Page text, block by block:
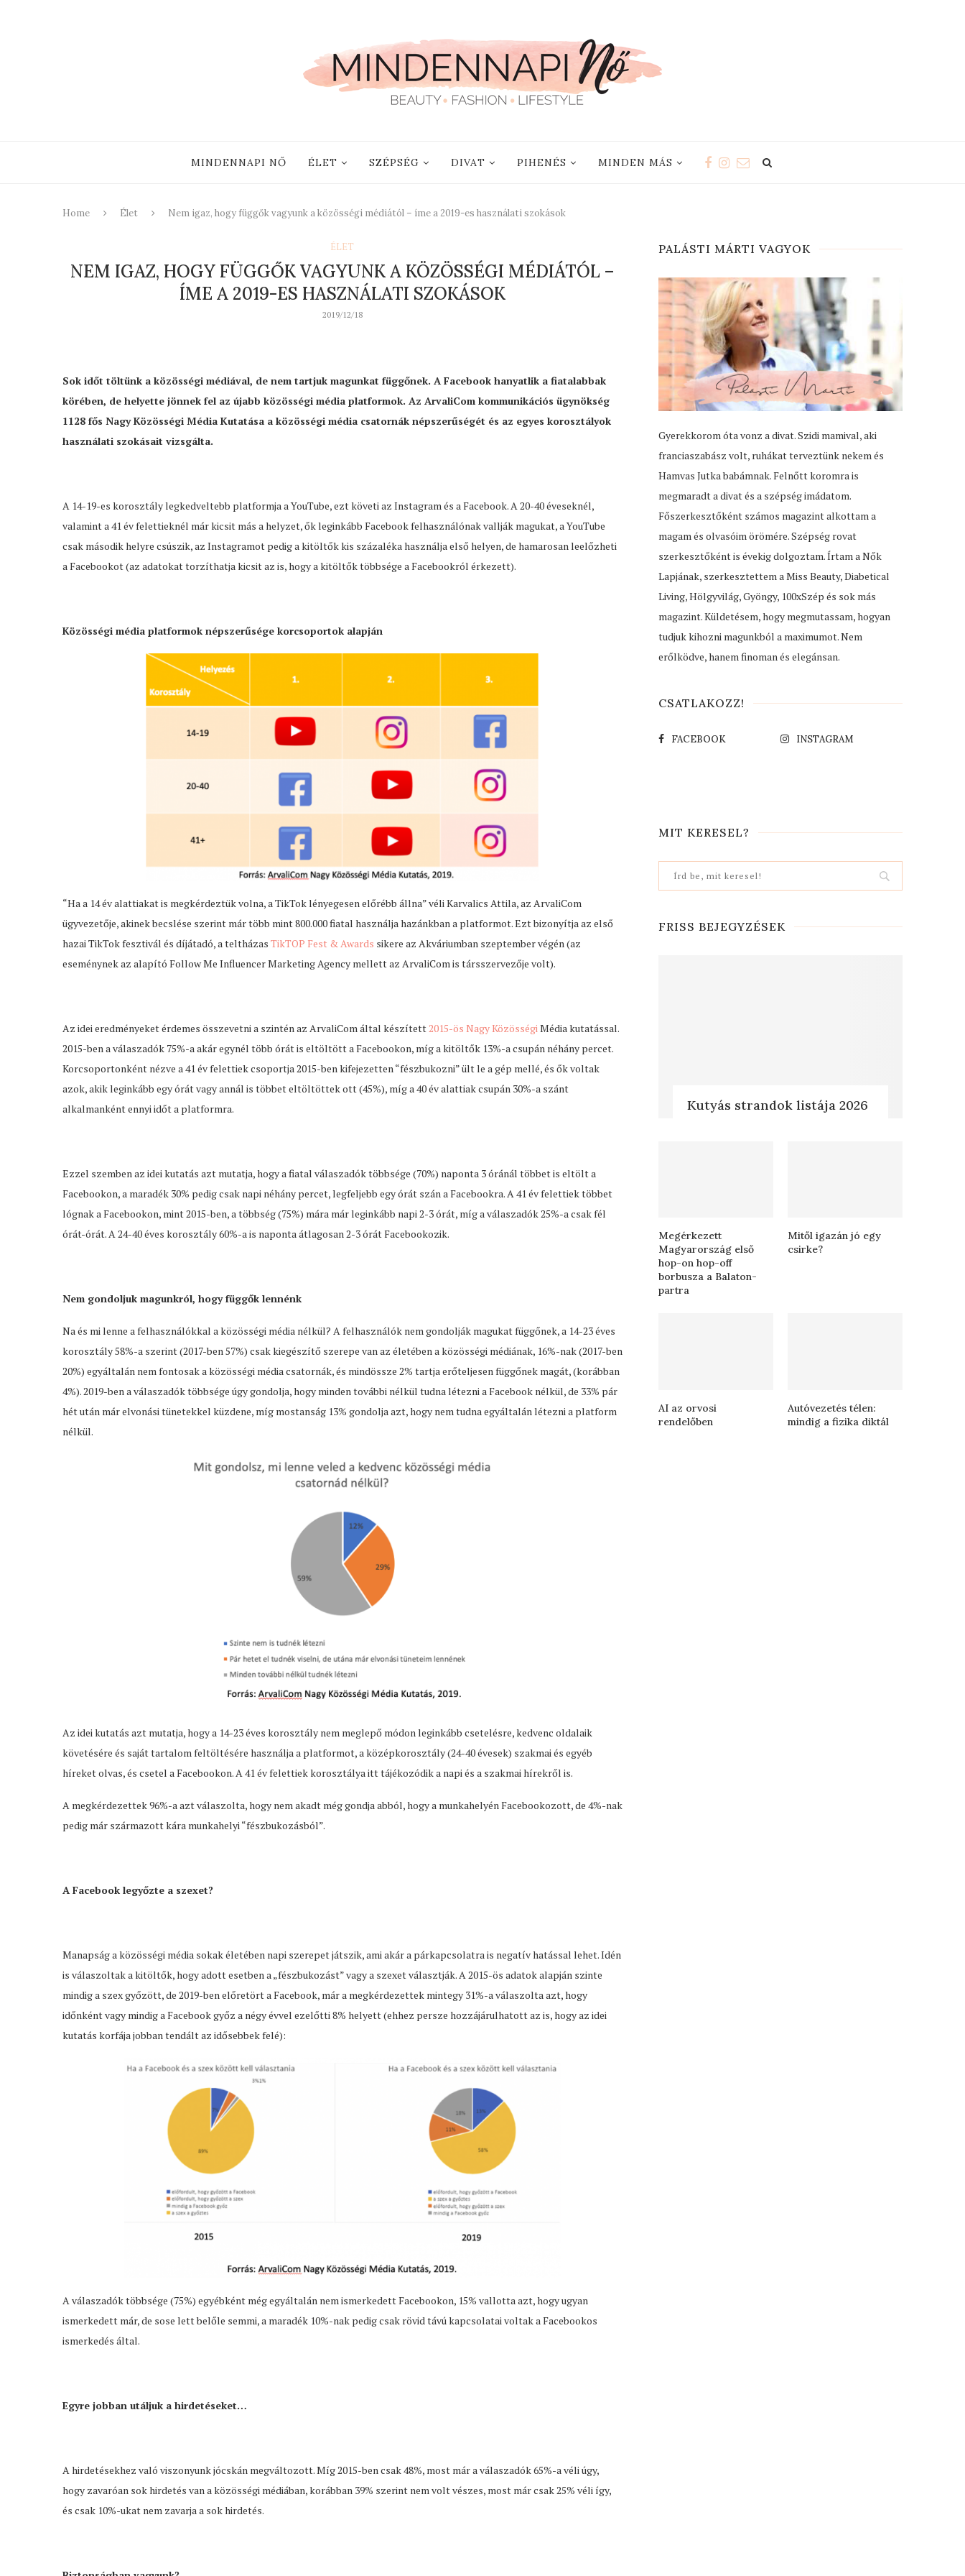
MINDENNAPI NŐ ÉLET SZÉPSÉG DIVAT PIHENÉS MINDEN MÁS
Home Élet Nem igaz, hogy függők vagyunk a közösségi médiától – íme a 2019-es használati szokások
ÉLET
NEM IGAZ, HOGY FÜGGŐK VAGYUNK A KÖZÖSSÉGI MÉDIÁTÓL –
ÍME A 2019-ES HASZNÁLATI SZOKÁSOK
2019/12/18
Sok időt töltünk a közösségi médiával, de nem tartjuk magunkat függőnek. A Facebook hanyatlik a fiatalabbak
körében, de helyette jönnek fel az újabb közösségi média platformok. Az ArvaliCom kommunikációs ügynökség
1128 fős Nagy Közösségi Média Kutatása a közösségi média csatornák népszerűségét és az egyes korosztályok
használati szokásait vizsgálta.
A 14-19-es korosztály legkedveltebb platformja a YouTube, ezt követi az Instagram és a Facebook. A 20-40 éveseknél,
valamint a 41 év felettieknél már kicsit más a helyzet, ők leginkább Facebook felhasználónak vallják magukat, a YouTube
csak második helyre csúszik, az Instagramot pedig a kitöltők kis százaléka használja első helyen, de hamarosan leelőzheti
a Facebookot (az adatokat torzíthatja kicsit az is, hogy a kitöltők többsége a Facebookról érkezett).
Közösségi média platformok népszerűsége korcsoportok alapján
“Ha a 14 év alattiakat is megkérdeztük volna, a TikTok lényegesen előrébb állna” véli Karvalics Attila, az ArvaliCom
ügyvezetője, akinek becslése szerint már több mint 800.000 fiatal használja hazánkban a platformot. Ezt bizonyítja az első
hazai TikTok fesztivál és díjátadó, a teltházas TikTOP Fest & Awards sikere az Akváriumban szeptember végén (az
eseménynek az alapító Follow Me Influencer Marketing Agency mellett az ArvaliCom is társszervezője volt).
Az idei eredményeket érdemes összevetni a szintén az ArvaliCom által készített2015-ös Nagy KözösségiMédia kutatással.
2015-ben a válaszadók 75%-a akár egynél több órát is eltöltött a Facebookon, míg a kitöltők 13%-a csupán néhány percet.
Korcsoportonként nézve a 41 év felettiek csoportja 2015-ben kifejezetten “fészbukozni” ült le a gép mellé, és ők voltak
azok, akik leginkább egy órát vagy annál is többet eltöltöttek ott (45%), míg a 40 év alattiak csupán 30%-a szánt
alkalmanként ennyi időt a platformra.
Ezzel szemben az idei kutatás azt mutatja, hogy a fiatal válaszadók többsége (70%) naponta 3 óránál többet is eltölt a
Facebookon, a maradék 30% pedig csak napi néhány percet, legfeljebb egy órát szán a Facebookra. A 41 év felettiek többet
lógnak a Facebookon, mint 2015-ben, a többség (75%) mára már leginkább napi 2-3 órát, míg a válaszadók 25%-a csak fél
órát-órát. A 24-40 éves korosztály 60%-a is naponta átlagosan 2-3 órát Facebookozik.
Nem gondoljuk magunkról, hogy függők lennénk
Na és mi lenne a felhasználókkal a közösségi média nélkül? A felhasználók nem gondolják magukat függőnek, a 14-23 éves
korosztály 58%-a szerint (2017-ben 57%) csak kiegészítő szerepe van az életében a közösségi médiának, 16%-nak (2017-ben
20%) egyáltalán nem fontosak a közösségi média csatornák, és mindössze 2% tartja erőteljesen függőnek magát, (korábban
4%). 2019-ben a válaszadók többsége úgy gondolja, hogy minden további nélkül tudna létezni a Facebook nélkül, de 33% pár
hét után már elvonási tünetekkel küzdene, míg mostanság 13% gondolja azt, hogy nem tudna egyáltalán létezni a platform
nélkül.
Az idei kutatás azt mutatja, hogy a 14-23 éves korosztály nem meglepő módon leginkább csetelésre, kedvenc oldalaik
követésére és saját tartalom feltöltésére használja a platformot, a középkorosztály (24-40 évesek) szakmai és egyéb
híreket olvas, és csetel a Facebookon. A 41 év felettiek korosztálya itt tájékozódik a napi és a szakmai hírekről is.
A megkérdezettek 96%-a azt válaszolta, hogy nem akadt még gondja abból, hogy a munkahelyén Facebookozott, de 4%-nak
pedig már származott kára munkahelyi “fészbukozásból”.
A Facebook legyőzte a szexet?
Manapság a közösségi média sokak életében napi szerepet játszik, ami akár a párkapcsolatra is negatív hatással lehet. Idén
is válaszoltak a kitöltők, hogy adott esetben a „fészbukozást” vagy a szexet választják. A 2015-ös adatok alapján szinte
mindig a szex győzött, de 2019-ben előretört a Facebook, már a megkérdezettek mintegy 31%-a válaszolta azt, hogy
időnként vagy mindig a Facebook győz a négy évvel ezelőtti 8% helyett (ehhez persze hozzájárulhatott az is, hogy az idei
kutatás korfája jobban tendált az idősebbek felé):
A válaszadók többsége (75%) egyébként még egyáltalán nem ismerkedett Facebookon, 15% vallotta azt, hogy ugyan
ismerkedett már, de sose lett belőle semmi, a maradék 10%-nak pedig csak rövid távú kapcsolatai voltak a Facebookos
ismerkedés által.
Egyre jobban utáljuk a hirdetéseket…
A hirdetésekhez való viszonyunk jócskán megváltozott. Míg 2015-ben csak 48%, most már a válaszadók 65%-a véli úgy,
hogy zavaróan sok hirdetés van a közösségi médiában, korábban 39% szerint nem volt vészes, most már csak 25% véli így,
és csak 10%-ukat nem zavarja a sok hirdetés.
PALÁSTI MÁRTI VAGYOK
Gyerekkorom óta vonz a divat. Szidi mamival, aki
franciaszabász volt, ruhákat terveztünk nekem és
Hamvas Jutka babámnak. Felnőtt koromra is
megmaradt a divat és a szépség imádatom.
Főszerkesztőként számos magazint alkottam a
magam és olvasóim örömére. Szépség rovat
szerkesztőként is évekig dolgoztam. Írtam a Nők
Lapjának, szerkesztettem a Miss Beauty, Diabetical
Living, Hölgyvilág, Gyöngy, 100xSzép és sok más
magazint. Küldetésem, hogy megmutassam, hogyan
tudjuk kihozni magunkból a maximumot. Nem
erőlködve, hanem finoman és elegánsan.
CSATLAKOZZ!
FACEBOOK INSTAGRAM
MIT KERESEL?
FRISS BEJEGYZÉSEK
Kutyás strandok listája 2026
Megérkezett
Magyarország első
hop-on hop-off
borbusza a Balaton-
partra
Mitől igazán jó egy
csirke?
AI az orvosi
rendelőben
Autóvezetés télen:
mindig a fizika diktál